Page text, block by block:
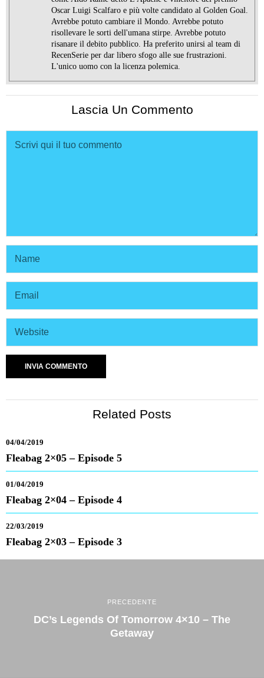
Oscar Luigi Scalfaro e più volte candidato al Golden Goal.
Avrebbe potuto cambiare il Mondo. Avrebbe potuto
risollevare le sorti dell'umana stirpe. Avrebbe potuto
risanare il debito pubblico. Ha preferito unirsi al team di
RecenSerie per dar libero sfogo alle sue frustrazioni.
L'unico uomo con la licenza polemica.
Lascia Un Commento
Related Posts
04/04/2019
Fleabag 2×05 – Episode 5
01/04/2019
Fleabag 2×04 – Episode 4
22/03/2019
Fleabag 2×03 – Episode 3
PRECEDENTE
DC’s Legends Of Tomorrow 4×10 – The
Getaway